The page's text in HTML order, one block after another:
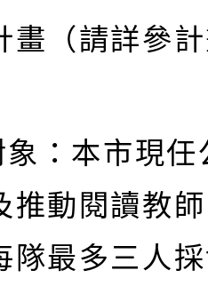
畫（請詳參
象：本市現任
推動閱讀教
隊最多三人